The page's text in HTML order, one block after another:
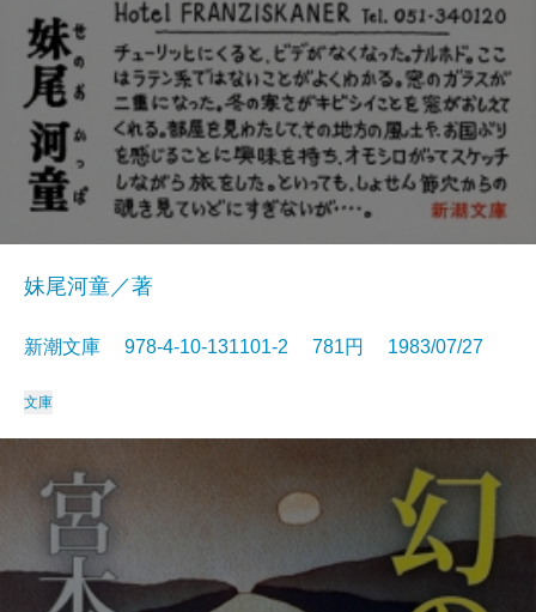
妹尾河童／著
新潮文庫 978-4-10-131101-2 781円 1983/07/27
文庫